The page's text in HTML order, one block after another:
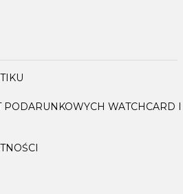
PODARUNKOWYCH WATCHCARD I